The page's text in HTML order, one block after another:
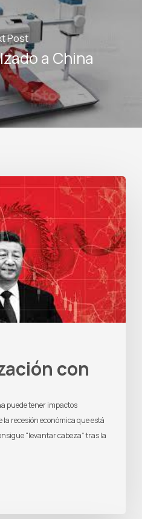
Post
a China
con
puede tener impactos
recesión económica que está
“levantar cabeza” tras la